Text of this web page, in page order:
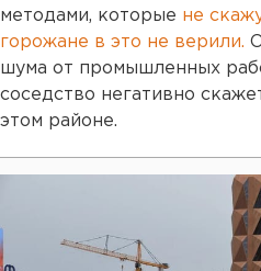
методами, которые не
горожане в это не верили.
шума от промышленных
соседство негативно
этом районе.